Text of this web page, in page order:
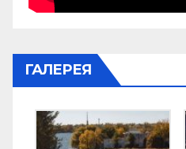
ГАЛЕРЕЯ